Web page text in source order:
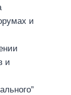
и
и